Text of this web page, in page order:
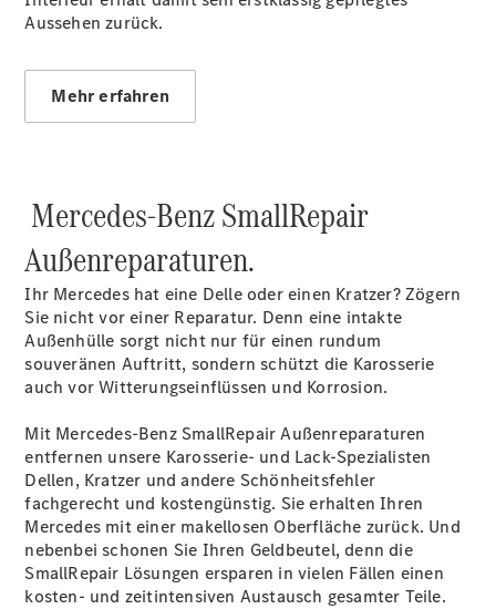
eSprinter
Fahrgestell
- elektrisch
Vito
Kastenwagen
eVito
Kastenwagen
- elektrisch
Vito Tourer
eVito
Tourer -
elektrisch
Citan
Aussehen zurück.
Mehr erfahren
Mercedes-Benz SmallRepair
Außenreparaturen.
Ihr Mercedes hat eine Delle oder einen Kratzer? Zögern
Sie nicht vor einer Reparatur. Denn eine intakte
Außenhülle sorgt nicht nur für einen rundum
souveränen Auftritt, sondern schützt die Karosserie
auch vor Witterungseinflüssen und Korrosion.
Mit Mercedes-Benz SmallRepair Außenreparaturen
entfernen unsere Karosserie- und Lack-Spezialisten
Dellen, Kratzer und andere Schönheitsfehler
fachgerecht und kostengünstig. Sie erhalten Ihren
Mercedes mit einer makellosen Oberfläche zurück. Und
nebenbei schonen Sie Ihren Geldbeutel, denn die
SmallRepair Lösungen ersparen in vielen Fällen einen
kosten- und zeitintensiven Austausch gesamter Teile.